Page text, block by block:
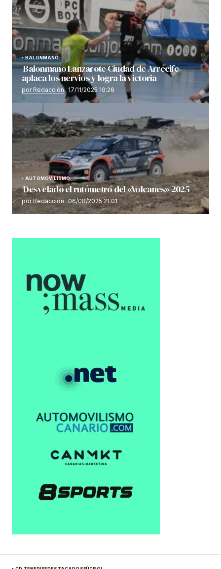
BALONMANO
Balonmano Lanzarote Ciudad de Arrecife
aplaca los nervios y logra la victoria
por Redacción 17/11/2025 10:26
AUTOMOVILISMO
Desvelado el rutómetro del «Volcanes» 2025
por Redacción 06/08/2025 21:01